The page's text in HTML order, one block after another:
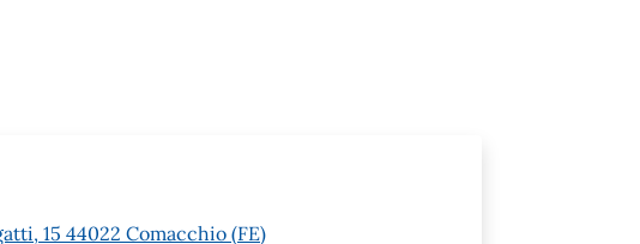
15 44022 Comacchio (FE)